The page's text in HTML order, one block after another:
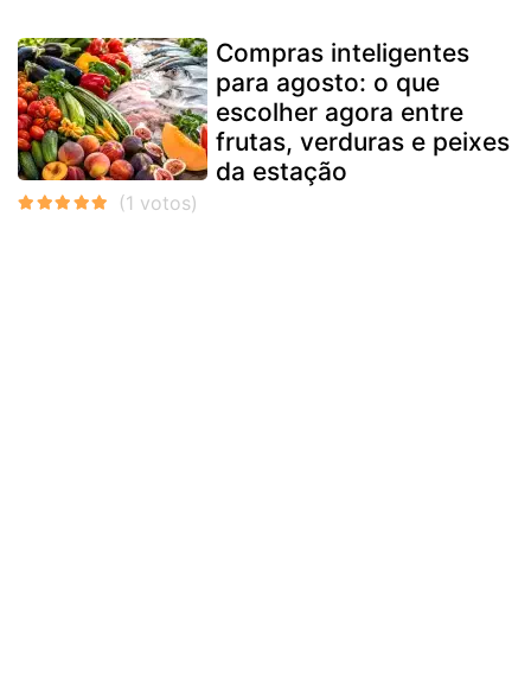
Compras inteligentes
para agosto: o que
escolher agora entre
frutas, verduras e peixes
da estação